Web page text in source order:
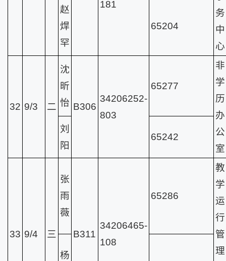
181
务
中
心
赵
焊
罕
65204
32 9/3 二
沈
昕
怡 B306
34206252-
803
65277
非
学
历
办
公
室
刘
阳
65242
33 9/4 三
张
雨
薇
B311
34206465-
108
65286
教
学
运
行
管
理
杨